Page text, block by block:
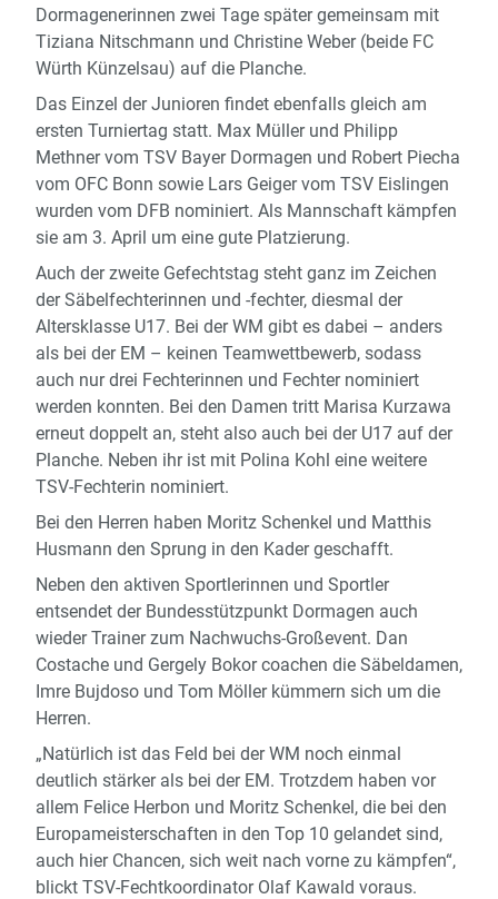
Dormagenerinnen zwei Tage später gemeinsam mit
Tiziana Nitschmann und Christine Weber (beide FC
Würth Künzelsau) auf die Planche.
Das Einzel der Junioren findet ebenfalls gleich am
ersten Turniertag statt. Max Müller und Philipp
Methner vom TSV Bayer Dormagen und Robert Piecha
vom OFC Bonn sowie Lars Geiger vom TSV Eislingen
wurden vom DFB nominiert. Als Mannschaft kämpfen
sie am 3. April um eine gute Platzierung.
Auch der zweite Gefechtstag steht ganz im Zeichen
der Säbelfechterinnen und -fechter, diesmal der
Altersklasse U17. Bei der WM gibt es dabei – anders
als bei der EM – keinen Teamwettbewerb, sodass
auch nur drei Fechterinnen und Fechter nominiert
werden konnten. Bei den Damen tritt Marisa Kurzawa
erneut doppelt an, steht also auch bei der U17 auf der
Planche. Neben ihr ist mit Polina Kohl eine weitere
TSV-Fechterin nominiert.
Bei den Herren haben Moritz Schenkel und Matthis
Husmann den Sprung in den Kader geschafft.
Neben den aktiven Sportlerinnen und Sportler
entsendet der Bundesstützpunkt Dormagen auch
wieder Trainer zum Nachwuchs-Großevent. Dan
Costache und Gergely Bokor coachen die Säbeldamen,
Imre Bujdoso und Tom Möller kümmern sich um die
Herren.
„Natürlich ist das Feld bei der WM noch einmal
deutlich stärker als bei der EM. Trotzdem haben vor
allem Felice Herbon und Moritz Schenkel, die bei den
Europameisterschaften in den Top 10 gelandet sind,
auch hier Chancen, sich weit nach vorne zu kämpfen“,
blickt TSV-Fechtkoordinator Olaf Kawald voraus.